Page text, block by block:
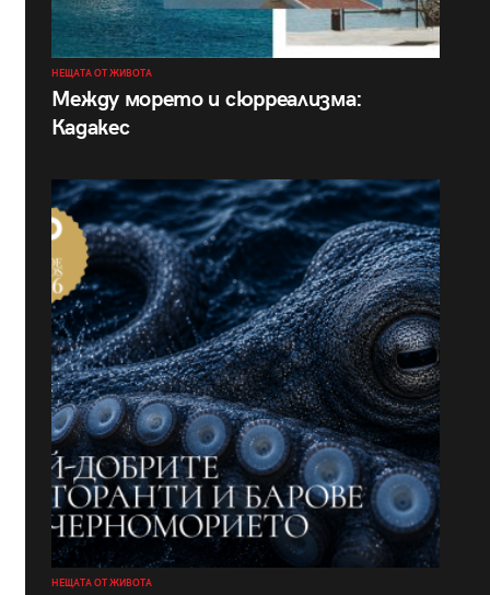
НЕЩАТА ОТ ЖИВОТА
Между морето и сюрреализма:
Кадакес
НЕЩАТА ОТ ЖИВОТА